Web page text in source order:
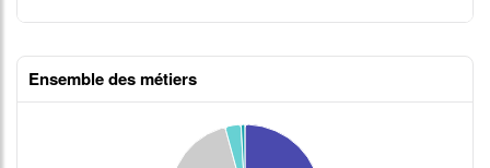
Ensemble des métiers